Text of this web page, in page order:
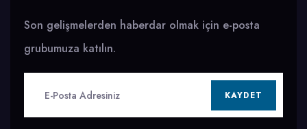
Son gelişmelerden haberdar olmak için e-posta
grubumuza katılın.
KAYDET